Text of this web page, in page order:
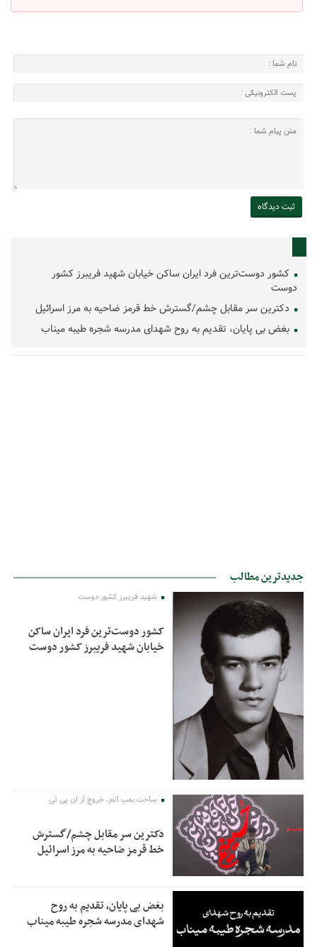
کشور دوست‌ترین فرد ایران ساکن خیابان شهید فریبرز کشور
دوست
دکترین سر مقابل چشم/گسترش خط قرمز ضاحیه به مرز اسرائیل
بغض بی پایان، تقدیم به روح شهدای مدرسه شجره طیبه میناب
جدیدترین مطالب
شهید فریبرز کشور دوست
کشور دوست‌ترین فرد ایران ساکن
خیابان شهید فریبرز کشور دوست
ساخت بمب اتم، خروج از ان پی تی
دکترین سر مقابل چشم/گسترش
خط قرمز ضاحیه به مرز اسرائیل
بغض بی پایان، تقدیم به روح
شهدای مدرسه شجره طیبه میناب